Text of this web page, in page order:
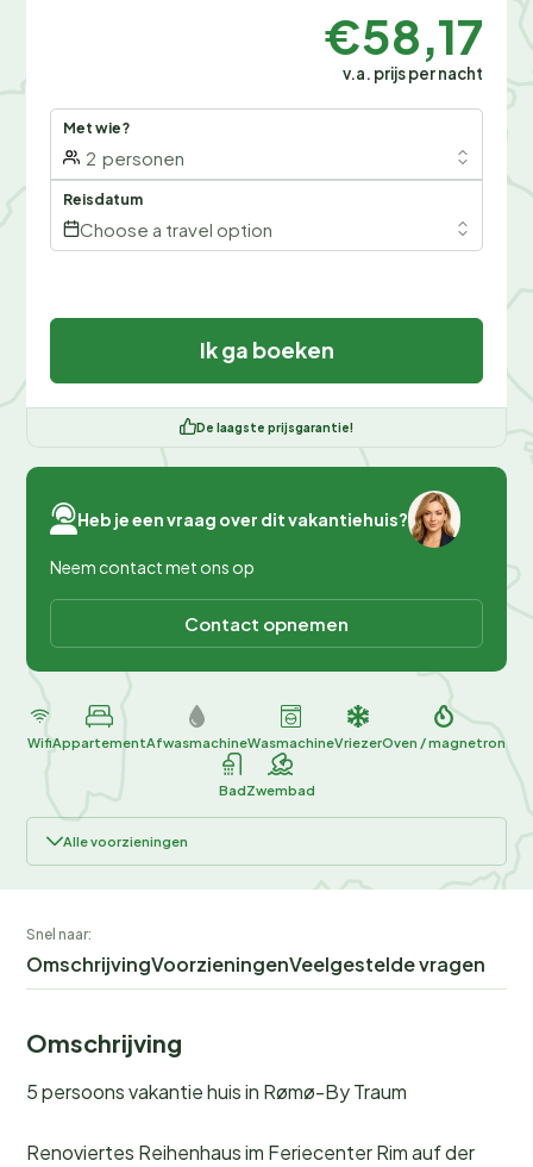
€58,17
v.a. prijs per nacht
Met wie?
2 personen
Reisdatum
Choose a travel option
Ik ga boeken
De laagste prijsgarantie!
Heb je een vraag over dit vakantiehuis?
Neem contact met ons op
Contact opnemen
WifiAppartementAfwasmachineWasmachineVriezerOven / magnetron
BadZwembad
Alle voorzieningen
Snel naar:
OmschrijvingVoorzieningenVeelgestelde vragen
Omschrijving
5 persoons vakantie huis in Rømø-By Traum
Renoviertes Reihenhaus im Feriecenter Rim auf der